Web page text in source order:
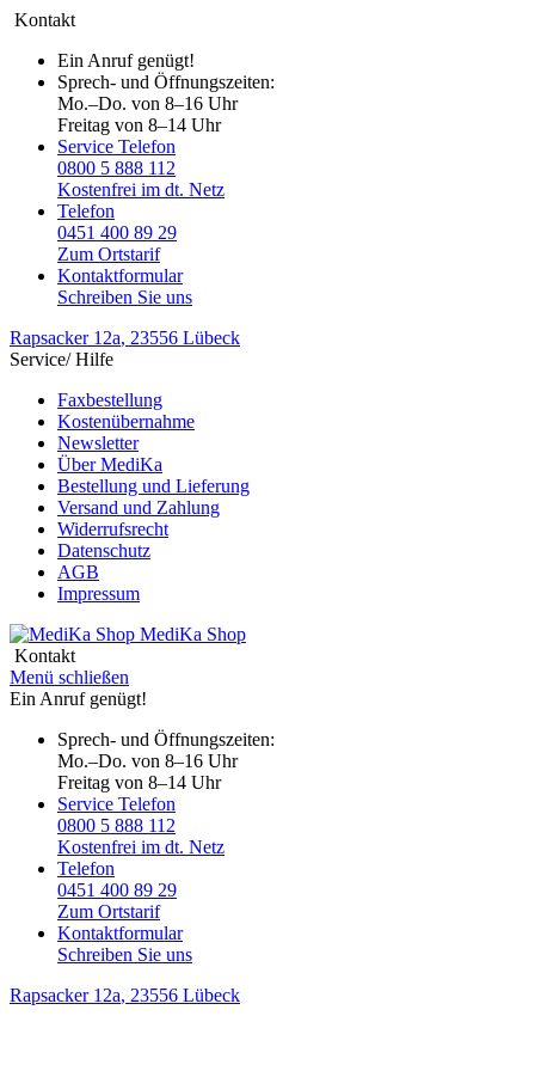
Kontakt
Ein Anruf genügt!
Sprech- und Öffnungszeiten:
Mo.–Do. von 8–16 Uhr
Freitag von 8–14 Uhr
Service Telefon
0800 5 888 112
Kostenfrei im dt. Netz
Telefon
0451 400 89 29
Zum Ortstarif
Kontaktformular
Schreiben Sie uns
Rapsacker 12a, 23556 Lübeck
Service/ Hilfe
Faxbestellung
Kostenübernahme
Newsletter
Über MediKa
Bestellung und Lieferung
Versand und Zahlung
Widerrufsrecht
Datenschutz
AGB
Impressum
MediKa Shop
Kontakt
Menü schließen
Ein Anruf genügt!
Sprech- und Öffnungszeiten:
Mo.–Do. von 8–16 Uhr
Freitag von 8–14 Uhr
Service Telefon
0800 5 888 112
Kostenfrei im dt. Netz
Telefon
0451 400 89 29
Zum Ortstarif
Kontaktformular
Schreiben Sie uns
Rapsacker 12a, 23556 Lübeck